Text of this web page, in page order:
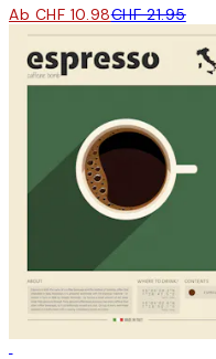
Ab CHF 10.98CHF 21.95